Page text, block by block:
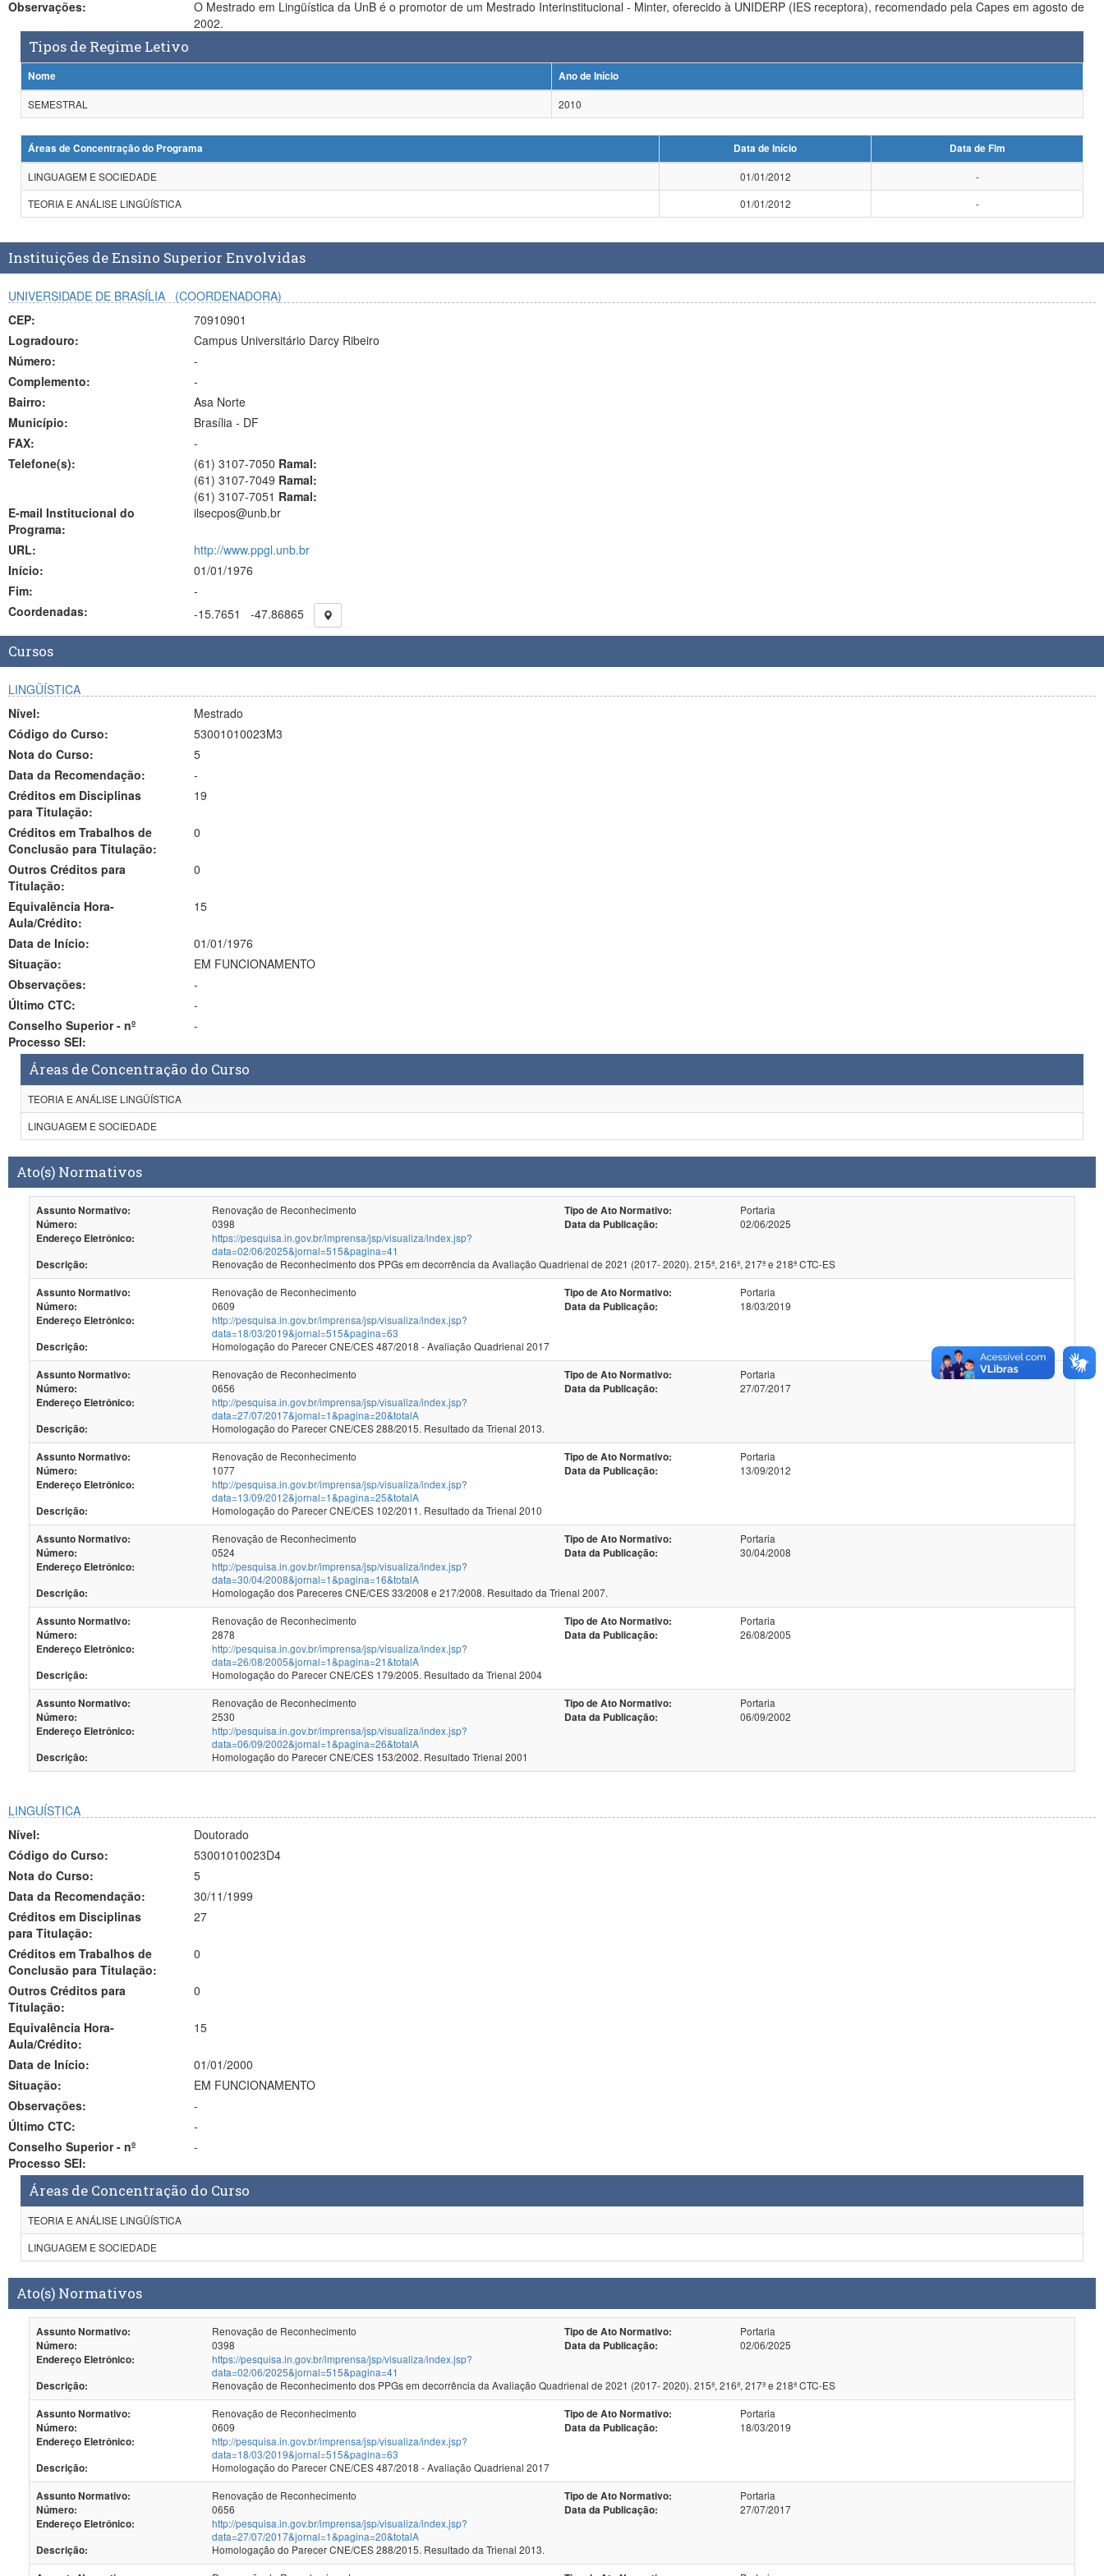
Observações:
O Mestrado em Lingüística da UnB é o promotor de um Mestrado Interinstitucional - Minter, oferecido à UNIDERP (IES receptora), recomendado pela Capes em agosto de
2002.
Tipos de Regime Letivo
Nome
Ano de Início
SEMESTRAL
2010
Áreas de Concentração do Programa Data de Início
Data de Fim
LINGUAGEM E SOCIEDADE
01/01/2012
-
TEORIA E ANÁLISE LINGÜÍSTICA
01/01/2012 -
Instituições de Ensino Superior Envolvidas
UNIVERSIDADE DE BRASÍLIA
(COORDENADORA)
CEP:
70910901
Logradouro:
Campus Universitário Darcy Ribeiro
Número:
-
Complemento:
-
Bairro:
Asa Norte
Município:
Brasília - DF
FAX:
-
Telefone(s):
(61) 3107-7050 Ramal:
(61) 3107-7049 Ramal:
(61) 3107-7051 Ramal:
E-mail Institucional do
Programa:
ilsecpos@unb.br
URL:
http://www.ppgl.unb.br
Início:
01/01/1976
Fim:
-
Coordenadas:
-15.7651 -47.86865
Cursos
LINGÜÍSTICA
Nível:
Mestrado
Código do Curso:
53001010023M3
Nota do Curso:
5
Data da Recomendação:
-
Créditos em Disciplinas
para Titulação:
19
Créditos em Trabalhos de
Conclusão para Titulação:
0
Outros Créditos para
Titulação:
0
Equivalência Hora-
Aula/Crédito:
15
Data de Início:
01/01/1976
Situação:
EM FUNCIONAMENTO
Observações:
-
Último CTC:
-
Conselho Superior - nº
Processo SEI:
-
Áreas de Concentração do Curso
TEORIA E ANÁLISE LINGÜÍSTICA
LINGUAGEM E SOCIEDADE
Ato(s) Normativos
Assunto Normativo: Renovação de Reconhecimento Tipo de Ato Normativo:
Portaria
Número:
0398 Data da Publicação:
02/06/2025
Endereço Eletrônico:
https://pesquisa.in.gov.br/imprensa/jsp/visualiza/index.jsp?
data=02/06/2025&jornal=515&pagina=41
Descrição:
Renovação de Reconhecimento dos PPGs em decorrência da Avaliação Quadrienal de 2021 (2017- 2020). 215ª, 216ª, 217ª e 218ª CTC-ES
Assunto Normativo: Renovação de Reconhecimento Tipo de Ato Normativo:
Portaria
Número:
0609 Data da Publicação:
18/03/2019
Endereço Eletrônico:
http://pesquisa.in.gov.br/imprensa/jsp/visualiza/index.jsp?
data=18/03/2019&jornal=515&pagina=63
Descrição:
Homologação do Parecer CNE/CES 487/2018 - Avaliação Quadrienal 2017
Assunto Normativo: Renovação de Reconhecimento Tipo de Ato Normativo:
Portaria
Número:
0656 Data da Publicação:
27/07/2017
Endereço Eletrônico:
http://pesquisa.in.gov.br/imprensa/jsp/visualiza/index.jsp?
data=27/07/2017&jornal=1&pagina=20&totalA
Descrição:
Homologação do Parecer CNE/CES 288/2015. Resultado da Trienal 2013.
Assunto Normativo: Renovação de Reconhecimento Tipo de Ato Normativo:
Portaria
Número:
1077 Data da Publicação:
13/09/2012
Endereço Eletrônico:
http://pesquisa.in.gov.br/imprensa/jsp/visualiza/index.jsp?
data=13/09/2012&jornal=1&pagina=25&totalA
Descrição:
Homologação do Parecer CNE/CES 102/2011. Resultado da Trienal 2010
Assunto Normativo: Renovação de Reconhecimento Tipo de Ato Normativo:
Portaria
Número:
0524 Data da Publicação:
30/04/2008
Endereço Eletrônico:
http://pesquisa.in.gov.br/imprensa/jsp/visualiza/index.jsp?
data=30/04/2008&jornal=1&pagina=16&totalA
Descrição:
Homologação dos Pareceres CNE/CES 33/2008 e 217/2008. Resultado da Trienal 2007.
Assunto Normativo: Renovação de Reconhecimento Tipo de Ato Normativo:
Portaria
Número:
2878 Data da Publicação:
26/08/2005
Endereço Eletrônico:
http://pesquisa.in.gov.br/imprensa/jsp/visualiza/index.jsp?
data=26/08/2005&jornal=1&pagina=21&totalA
Descrição:
Homologação do Parecer CNE/CES 179/2005. Resultado da Trienal 2004
Assunto Normativo: Renovação de Reconhecimento Tipo de Ato Normativo:
Portaria
Número:
2530 Data da Publicação:
06/09/2002
Endereço Eletrônico:
http://pesquisa.in.gov.br/imprensa/jsp/visualiza/index.jsp?
data=06/09/2002&jornal=1&pagina=26&totalA
Descrição:
Homologação do Parecer CNE/CES 153/2002. Resultado Trienal 2001
LINGUÍSTICA
Nível:
Doutorado
Código do Curso:
53001010023D4
Nota do Curso:
5
Data da Recomendação:
30/11/1999
Créditos em Disciplinas
para Titulação:
27
Créditos em Trabalhos de
Conclusão para Titulação:
0
Outros Créditos para
Titulação:
0
Equivalência Hora-
Aula/Crédito:
15
Data de Início:
01/01/2000
Situação:
EM FUNCIONAMENTO
Observações:
-
Último CTC:
-
Conselho Superior - nº
Processo SEI:
-
Áreas de Concentração do Curso
TEORIA E ANÁLISE LINGÜÍSTICA
LINGUAGEM E SOCIEDADE
Ato(s) Normativos
Assunto Normativo: Renovação de Reconhecimento Tipo de Ato Normativo:
Portaria
Número:
0398 Data da Publicação:
02/06/2025
Endereço Eletrônico:
https://pesquisa.in.gov.br/imprensa/jsp/visualiza/index.jsp?
data=02/06/2025&jornal=515&pagina=41
Descrição:
Renovação de Reconhecimento dos PPGs em decorrência da Avaliação Quadrienal de 2021 (2017- 2020). 215ª, 216ª, 217ª e 218ª CTC-ES
Assunto Normativo: Renovação de Reconhecimento Tipo de Ato Normativo:
Portaria
Número:
0609 Data da Publicação:
18/03/2019
Endereço Eletrônico:
http://pesquisa.in.gov.br/imprensa/jsp/visualiza/index.jsp?
data=18/03/2019&jornal=515&pagina=63
Descrição:
Homologação do Parecer CNE/CES 487/2018 - Avaliação Quadrienal 2017
Assunto Normativo: Renovação de Reconhecimento Tipo de Ato Normativo:
Portaria
Número:
0656 Data da Publicação:
27/07/2017
Endereço Eletrônico:
http://pesquisa.in.gov.br/imprensa/jsp/visualiza/index.jsp?
data=27/07/2017&jornal=1&pagina=20&totalA
Descrição:
Homologação do Parecer CNE/CES 288/2015. Resultado da Trienal 2013.